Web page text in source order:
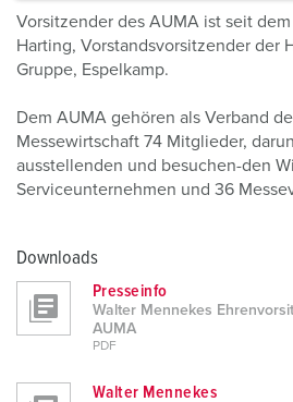
h
Vorsitzender des AUMA ist seit
Harting, Vorstandsvorsitzender der
Gruppe, Espelkamp.
Dem AUMA gehören als Verband
Messewirtschaft 74 Mitglieder,
ausstellenden und besuchen-den
Serviceunternehmen und 36
Downloads
Presseinfo
Walter Mennekes
AUMA
PDF
Walter Mennekes